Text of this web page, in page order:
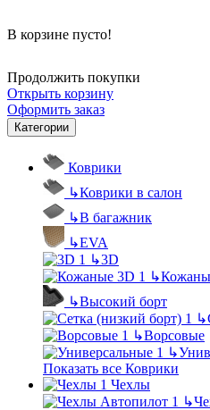
В корзине пусто!
Продолжить покупки
Открыть корзину
Оформить заказ
Категории
Коврики
↳Коврики в салон
↳В багажник
↳EVA
↳3D
↳
↳Высокий борт
↳
↳Ворсовые
↳
Показать все Коврики
Чехлы
↳